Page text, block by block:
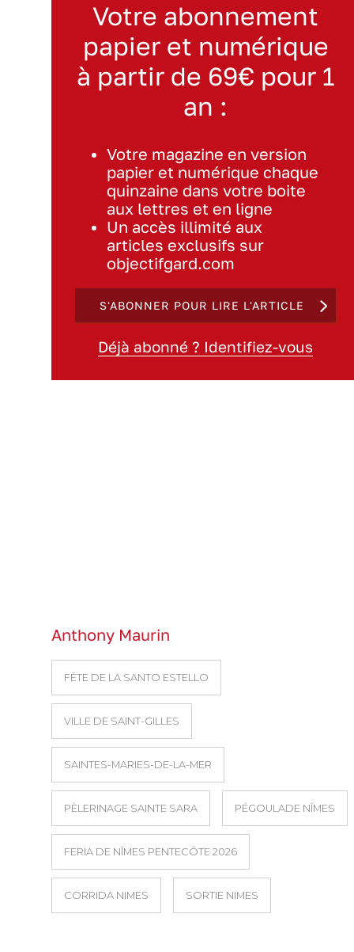
Votre abonnement
papier et numérique
à partir de 69€ pour 1
an :
Votre magazine en version
papier et numérique chaque
quinzaine dans votre boite
aux lettres et en ligne
Un accès illimité aux
articles exclusifs sur
objectifgard.com
S'ABONNER POUR LIRE L'ARTICLE
Déjà abonné ? Identifiez-vous
Anthony Maurin
FÊTE DE LA SANTO ESTELLO
VILLE DE SAINT-GILLES
SAINTES-MARIES-DE-LA-MER
PÈLERINAGE SAINTE SARA PÉGOULADE NÎMES
FERIA DE NÎMES PENTECÔTE 2026
CORRIDA NIMES SORTIE NIMES